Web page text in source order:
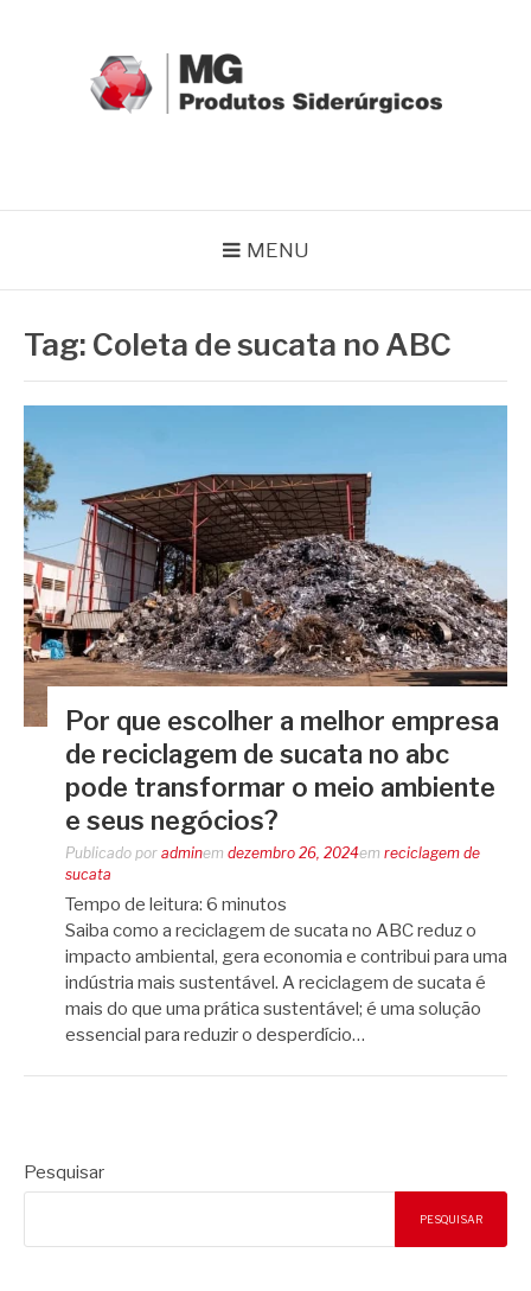
MENU
Tag: Coleta de sucata no ABC
Por que escolher a melhor empresa
de reciclagem de sucata no abc
pode transformar o meio ambiente
e seus negócios?
Publicado por adminem dezembro 26, 2024em reciclagem de
sucata
Tempo de leitura: 6 minutos
Saiba como a reciclagem de sucata no ABC reduz o
impacto ambiental, gera economia e contribui para uma
indústria mais sustentável. A reciclagem de sucata é
mais do que uma prática sustentável; é uma solução
essencial para reduzir o desperdício…
Pesquisar
PESQUISAR